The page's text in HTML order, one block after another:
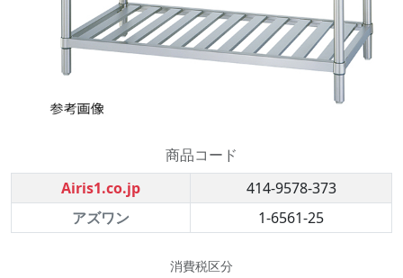
商品コード
Airis1.co.jp
414-9578-373
アズワン
1-6561-25
消費税区分